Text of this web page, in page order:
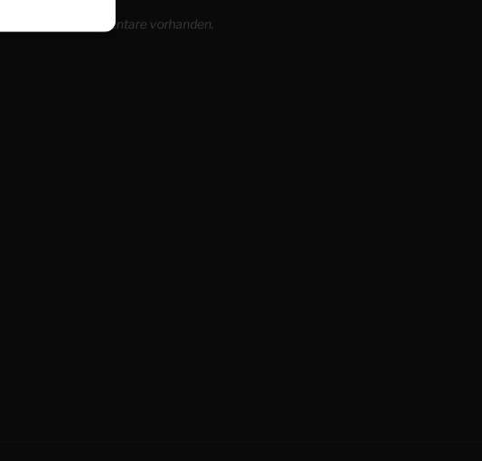
Es sind keine Kommentare vorhanden.